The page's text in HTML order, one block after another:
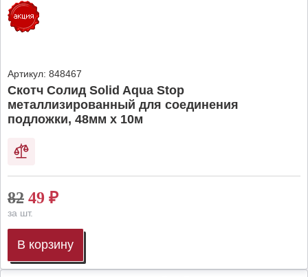
Артикул: 848467
Скотч Солид Solid Aqua Stop
металлизированный для соединения
подложки, 48мм х 10м
82 49 ₽
за шт.
В корзину